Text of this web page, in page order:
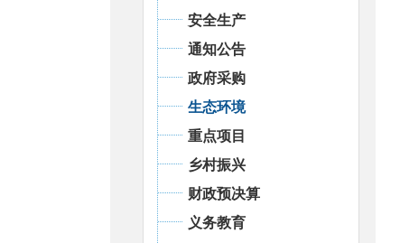
安全生产
通知公告
政府采购
生态环境
重点项目
乡村振兴
财政预决算
义务教育